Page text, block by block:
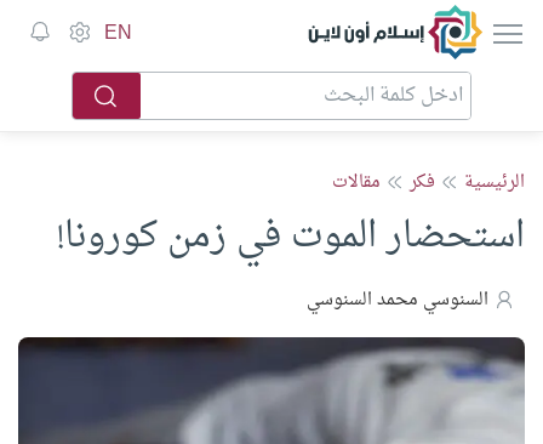
إسلام أون لاين EN
الرئيسية فكر مقالات
استحضار الموت في زمن كورونا!
السنوسي محمد السنوسي